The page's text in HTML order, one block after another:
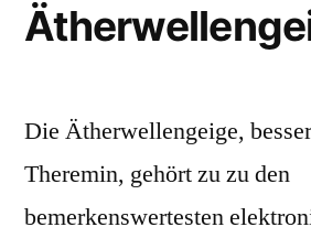
Die Ätherwellengeige,
Theremin, gehört zu zu den
bemerkenswertesten